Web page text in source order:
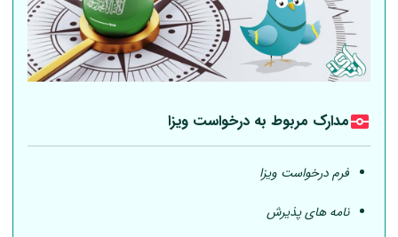
مدارک مربوط به درخواست ویزا
فرم درخواست ویزا
نامه های پذیرش